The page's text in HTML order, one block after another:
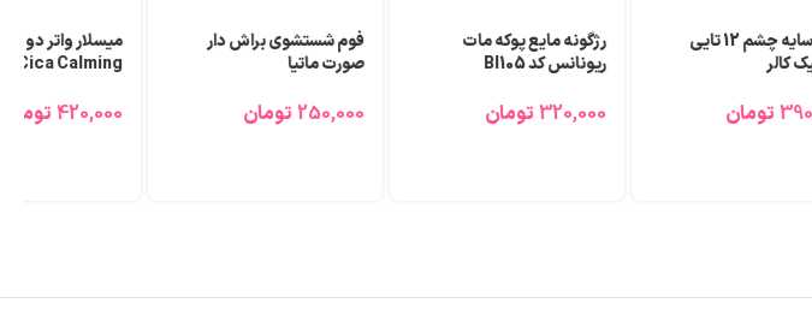
پالت سایه چشم 12 تایی
کالر
تومان
رژگونه مایع پوکه مات
ریونانس کد Bl105‎
320,000 تومان
فوم شستشوی براش دار
صورت ماتیا
250,000 تومان
میسلار واتر دو
420,000 تومان